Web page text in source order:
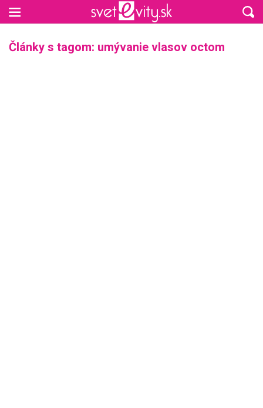
Články s tagom: umývanie vlasov octom